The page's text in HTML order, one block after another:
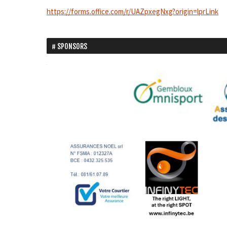
https://forms.office.com/r/UAZpxegNxg?origin=lprLink
SPONSORS